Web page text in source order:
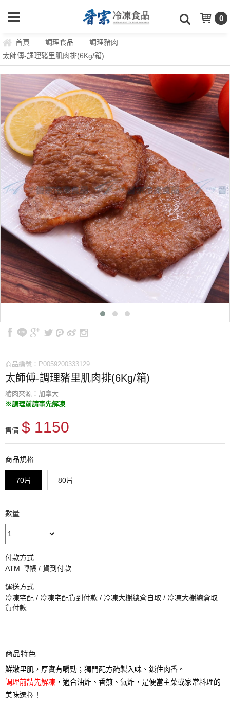
0
首頁 - 調理食品 - 調理豬肉 -
太師傅-調理豬里肌肉排(6Kg/箱)
商品編號：P0059200333129
太師傅-調理豬里肌肉排(6Kg/箱)
豬肉來源：加拿大
※調理前請事先解凍
售價 $ 1150
商品規格
70片 80片
數量
付款方式
ATM 轉帳 / 貨到付款
運送方式
冷凍宅配 / 冷凍宅配貨到付款 / 冷凍大樹總倉自取 / 冷凍大樹總倉取
貨付款
商品特色
鮮嫩里肌，厚實有嚼勁；獨門配方醃製入味、鎖住肉香。
調理前請先解凍 ，適合油炸、香煎、氣炸，是便當主菜或家常料理的
美味選擇！